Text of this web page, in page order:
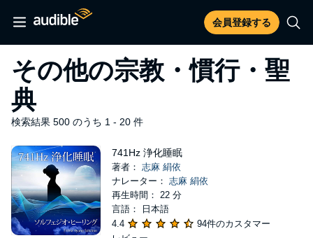
会員登録する
その他の宗教・慣行・聖
典
検索結果 500 のうち 1 - 20 件
741Hz 浄化睡眠
著者： 志麻 絹依
ナレーター： 志麻 絹依
再生時間： 22 分
言語： 日本語
4.4
94件のカスタマー